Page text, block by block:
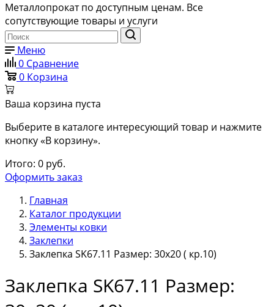
Металлопрокат по доступным ценам. Все
сопутствующие товары и услуги
Меню
0 Сравнение
0 Корзина
Ваша корзина пуста
Выберите в каталоге интересующий товар и нажмите
кнопку «В корзину».
Итого: 0 руб.
Оформить заказ
Главная
Каталог продукции
Элементы ковки
Заклепки
Заклепка SK67.11 Размер: 30х20 ( кр.10)
Заклепка SK67.11 Размер: